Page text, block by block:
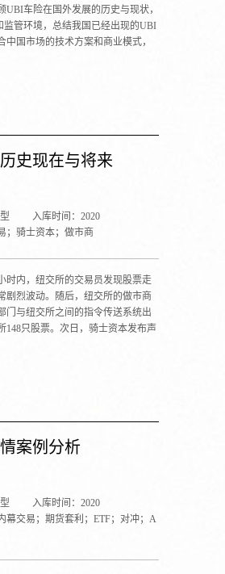
车险在国外发展的历史与现状，
管环境，总结我国已经出现的UBI
国市场的技术方案和商业模式，
史现在与将来
入库时间：2020
；骑士资本；做市商
时内，纽交所的交易员发现股票走
剧烈波动。随后，纽交所的做市商
门与纽交所之间的指令传送系统出
148只股票。次日，骑士资本发布声
案例分析
入库时间：2020
幕交易；期货套利；ETF；对冲；A